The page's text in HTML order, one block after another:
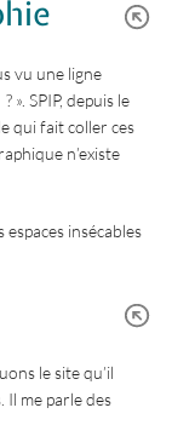
vu une ligne
». SPIP, depuis le
qui fait coller ces
n’existe
insécables
le site qu’il
Il me parle des